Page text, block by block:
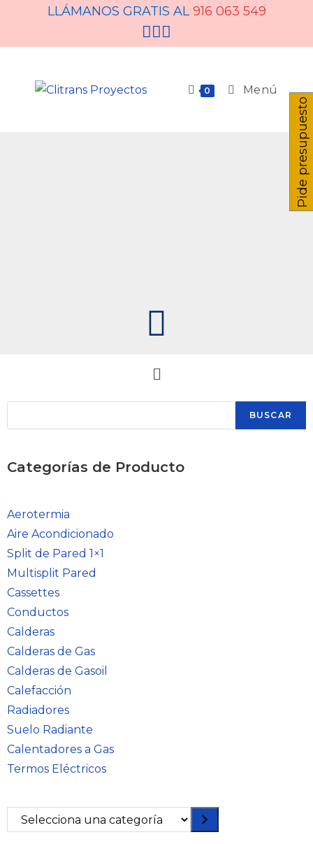
LLÁMANOS GRATIS AL916 063 549
0 Menú
BUSCAR
Categorías de Producto
Aerotermia
Aire Acondicionado
Split de Pared 1×1
Multisplit Pared
Cassettes
Conductos
Calderas
Calderas de Gas
Calderas de Gasoil
Calefacción
Radiadores
Suelo Radiante
Calentadores a Gas
Termos Eléctricos
Pide presupuesto